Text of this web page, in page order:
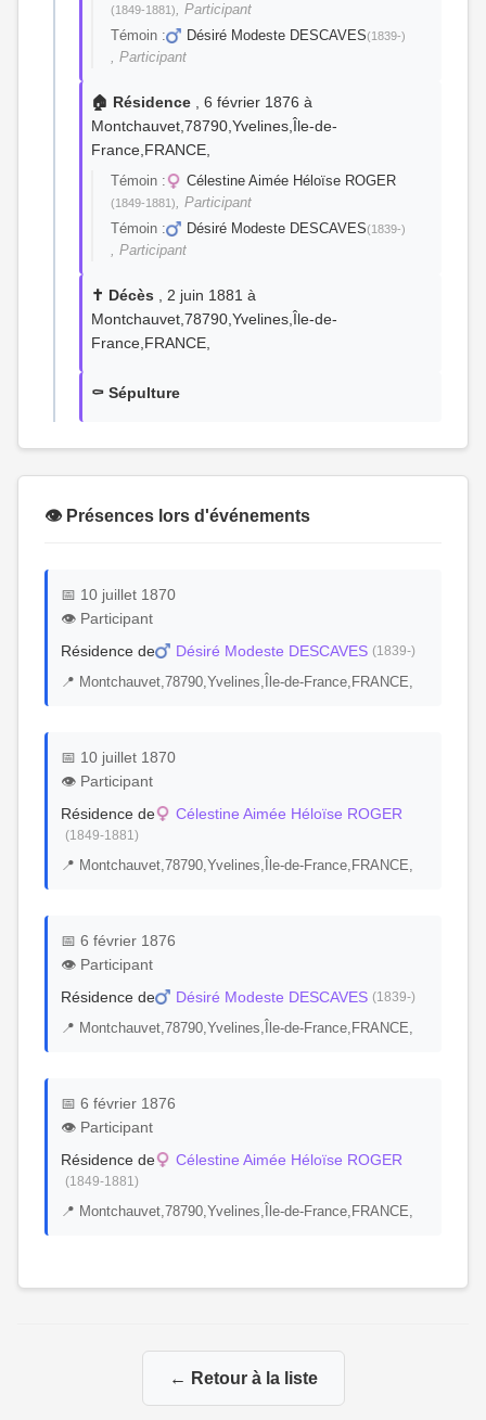
(1849-1881), Participant
Témoin :
Désiré Modeste DESCAVES(1839-)
, Participant
🏠 Résidence , 6 février 1876 à
Montchauvet,78790,Yvelines,Île-de-
France,FRANCE,
Témoin : Célestine Aimée Héloïse ROGER
(1849-1881), Participant
Témoin :
Désiré Modeste DESCAVES(1839-)
, Participant
✝️ Décès , 2 juin 1881 à
Montchauvet,78790,Yvelines,Île-de-
France,FRANCE,
⚰️ Sépulture
👁️ Présences lors d'événements
📅 10 juillet 1870
👁️ Participant
Résidence de
Désiré Modeste DESCAVES (1839-)
📍 Montchauvet,78790,Yvelines,Île-de-France,FRANCE,
📅 10 juillet 1870
👁️ Participant
Résidence de
Célestine Aimée Héloïse ROGER
(1849-1881)
📍 Montchauvet,78790,Yvelines,Île-de-France,FRANCE,
📅 6 février 1876
👁️ Participant
Résidence de
Désiré Modeste DESCAVES (1839-)
📍 Montchauvet,78790,Yvelines,Île-de-France,FRANCE,
📅 6 février 1876
👁️ Participant
Résidence de
Célestine Aimée Héloïse ROGER
(1849-1881)
📍 Montchauvet,78790,Yvelines,Île-de-France,FRANCE,
← Retour à la liste